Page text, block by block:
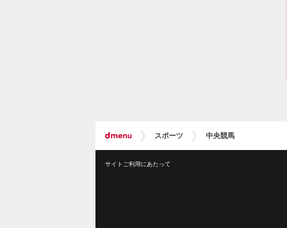
スポーツ 中央競馬
サイトご利用にあたって